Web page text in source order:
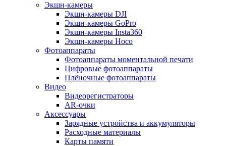
Экшн-камеры
Экшн-камеры DJI
Экшн-камеры GoPro
Экшн-камеры Insta360
Экшн-камеры Hoco
Фотоаппараты
Фотоаппараты моментальной печати
Цифровые фотоаппараты
Плёночные фотоаппараты
Видео
Видеорегистраторы
AR-очки
Аксессуары
Зарядные устройства и аккумуляторы
Расходные материалы
Карты памяти